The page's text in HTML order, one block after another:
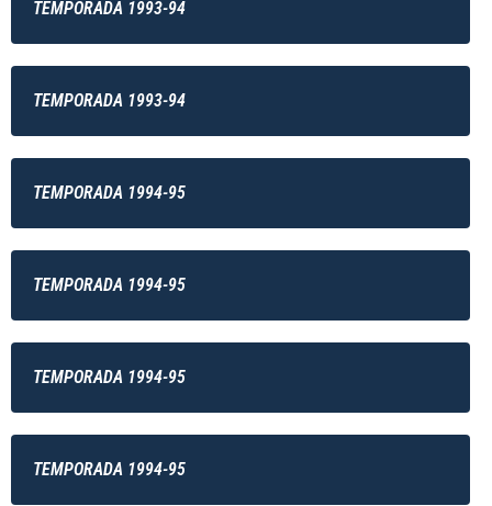
TEMPORADA 1993-94
TEMPORADA 1993-94
TEMPORADA 1994-95
TEMPORADA 1994-95
TEMPORADA 1994-95
TEMPORADA 1994-95